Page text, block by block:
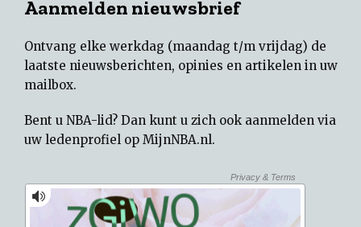
Aanmelden nieuwsbrief
Ontvang elke werkdag (maandag t/m vrijdag) de
laatste nieuwsberichten, opinies en artikelen in uw
mailbox.
Bent u NBA-lid? Dan kunt u zich ook aanmelden via
uw ledenprofiel op MijnNBA.nl.